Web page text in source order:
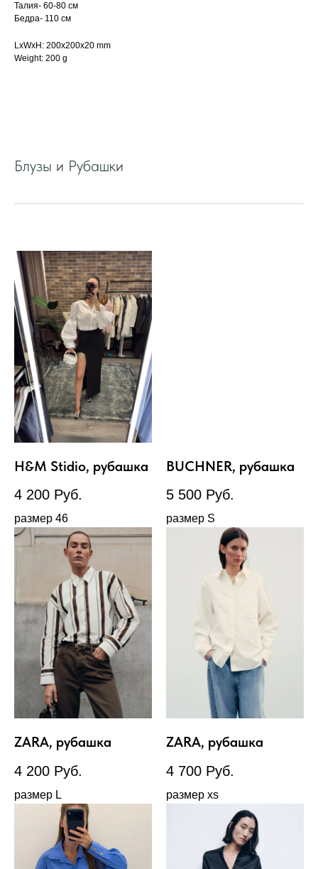
Талия- 60-80 см
Бедра- 110 см
LxWxH: 200x200x20 mm
Weight: 200 g
Блузы и Рубашки
H&M Stidio, рубашка
4 200 Руб.
размер 46
BUCHNER, рубашка
5 500 Руб.
размер S
ZARA, рубашка
4 200 Руб.
размер L
ZARA, рубашка
4 700 Руб.
размер xs